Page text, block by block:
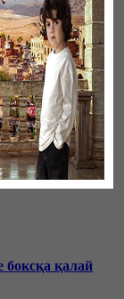
сенгім
боксқа қалай